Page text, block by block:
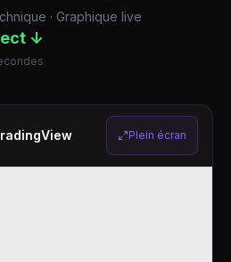
· Graphique live
↓
Plein écran